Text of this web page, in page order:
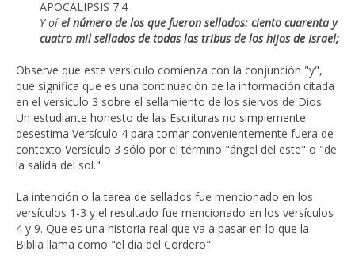
APOCALIPSIS 7:4
Y oíel número de los que fueron sellados: ciento cuarenta y
cuatro mil sellados de todas las tribus de los hijos de Israel;
Observe que este versículo comienza con la conjunción "y",
que significa que es una continuación de la información citada
en el versículo 3 sobre el sellamiento de los siervos de Dios.
Un estudiante honesto de las Escrituras no simplemente
desestima Versículo 4 para tomar convenientemente fuera de
contexto Versículo 3 sólo por el término "ángel del este" o "de
la salida del sol."
La intención o la tarea de sellados fue mencionado en los
versículos 1-3 y el resultado fue mencionado en los versículos
4 y 9. Que es una historia real que va a pasar en lo que la
Biblia llama como "el día del Cordero"